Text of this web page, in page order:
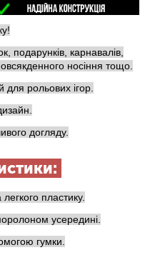
подарунків, карнавалів,
носіння тощо.
рольових ігор.
догляду.
пластику.
усередині.
гумки.